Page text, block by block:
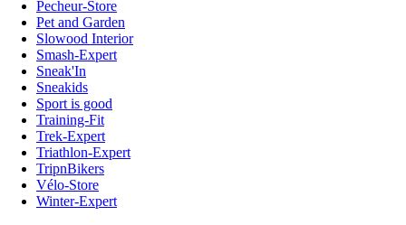
Pecheur-Store
Pet and Garden
Slowood Interior
Smash-Expert
Sneak'In
Sneakids
Sport is good
Training-Fit
Trek-Expert
Triathlon-Expert
TripnBikers
Vélo-Store
Winter-Expert